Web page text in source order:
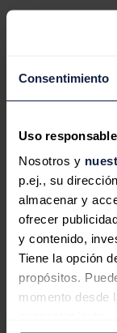
Consentimiento
Uso
Nosotros y
p.ej., su
almacenar y
ofrecer
y contenido,
Tiene la opción
propósitos.
momento desde
El
euros/